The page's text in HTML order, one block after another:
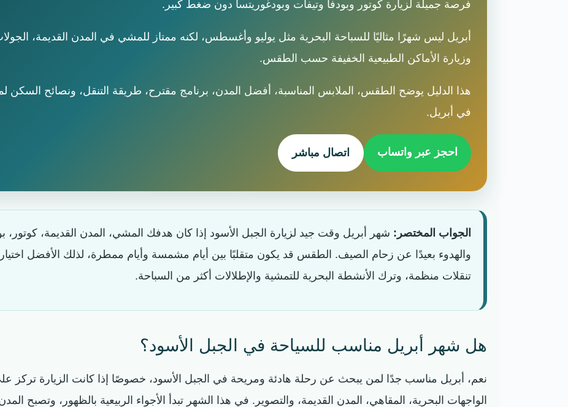
فرصة جميلة لزيارة كوتور وبودفا وتيفات وبودغوريتسا دون ضغط كبير.
أبريل ليس شهرًا مثاليًا للسباحة البحرية مثل يوليو وأغسطس، لكنه ممتاز للمشي في المدن القديمة، الجولات
وزيارة الأماكن الطبيعية الخفيفة حسب الطقس.
هذا الدليل يوضح الطقس، الملابس المناسبة، أفضل المدن، برنامج مقترح، طريقة التنقل، ونصائح
في أبريل.
احجز عبر واتساب اتصال مباشر
الجواب المختصر: شهر أبريل وقت جيد لزيارة الجبل الأسود إذا كان هدفك المشي، المدن القديمة، كوتور،
والهدوء بعيدًا عن زحام الصيف. الطقس قد يكون متقلبًا بين أيام مشمسة وأيام ممطرة، لذلك الأفضل
تنقلات منظمة، وترك الأنشطة البحرية للتمشية والإطلالات أكثر من السباحة.
هل شهر أبريل مناسب للسياحة في الجبل الأسود؟
نعم، أبريل مناسب جدًا لمن يبحث عن رحلة هادئة ومريحة في الجبل الأسود، خصوصًا إذا كانت الزيارة تركز على
الواجهات البحرية، المقاهي، المدن القديمة، والتصوير. في هذا الشهر تبدأ الأجواء الربيعية بالظهور، وتصبح